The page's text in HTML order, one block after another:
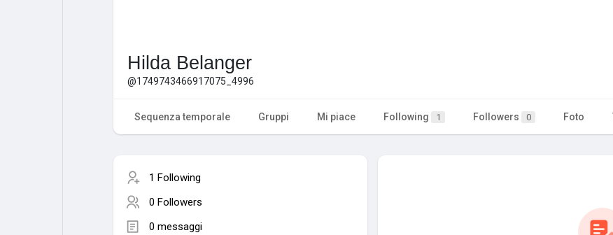
Hilda Belanger
@1749743466917075_4996
Sequenza temporale Gruppi Mi piace Following 1 Followers 0 Foto
1 Following
0 Followers
0 messaggi